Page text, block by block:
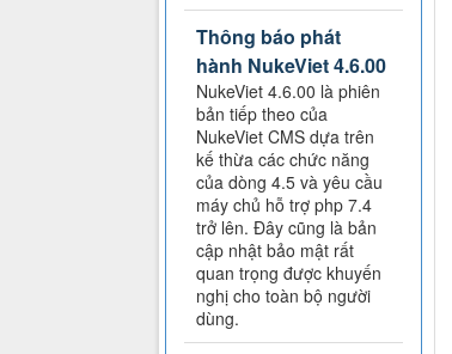
Thông báo phát
hành NukeViet 4.6.00
NukeViet 4.6.00 là phiên
bản tiếp theo của
NukeViet CMS dựa trên
kế thừa các chức năng
của dòng 4.5 và yêu cầu
máy chủ hỗ trợ php 7.4
trở lên. Đây cũng là bản
cập nhật bảo mật rất
quan trọng được khuyến
nghị cho toàn bộ người
dùng.